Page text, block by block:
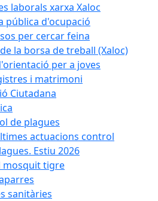
laborals xarxa Xaloc
pública d'ocupació
per cercar feina
la borsa de treball (Xaloc)
per a joves
i matrimoni
Ciutadana
de plagues
actuacions control
Estiu 2026
mosquit tigre
sanitàries